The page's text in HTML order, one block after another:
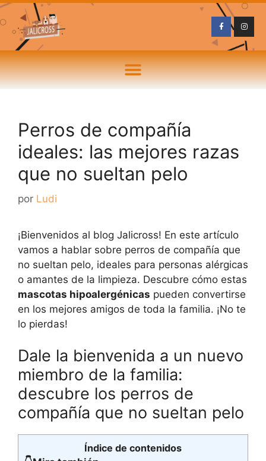
Perros de compañía
ideales: las mejores razas
que no sueltan pelo
por Ludi
¡Bienvenidos al blog Jalicross! En este artículo
vamos a hablar sobre perros de compañía que
no sueltan pelo, ideales para personas alérgicas
o amantes de la limpieza. Descubre cómo estas
mascotas hipoalergénicas pueden convertirse
en los mejores amigos de toda la familia. ¡No te
lo pierdas!
Dale la bienvenida a un nuevo
miembro de la familia:
descubre los perros de
compañía que no sueltan pelo
Índice de contenidos